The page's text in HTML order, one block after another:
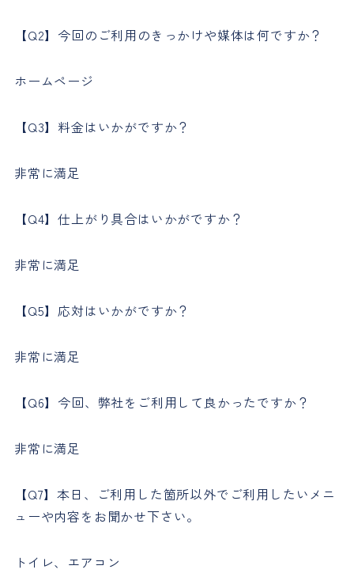
【Q2】今回のご利用のきっかけや媒体は何ですか？
ホームページ
【Q3】料金はいかがですか？
非常に満足
【Q4】仕上がり具合はいかがですか？
非常に満足
【Q5】応対はいかがですか？
非常に満足
【Q6】今回、弊社をご利用して良かったですか？
非常に満足
【Q7】本日、ご利用した箇所以外でご利用したいメニ
ューや内容をお聞かせ下さい。
トイレ、エアコン